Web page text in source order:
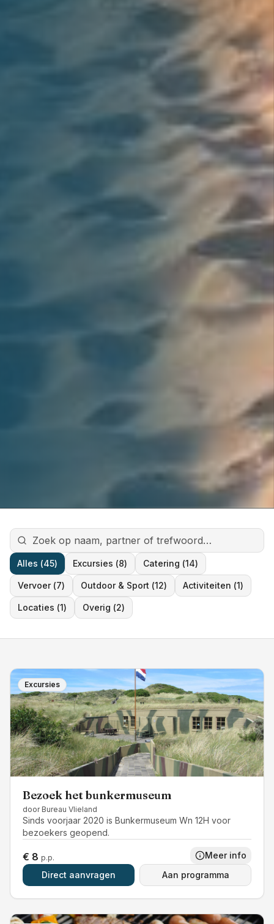
Alles (45) Excursies (8) Catering (14)
Vervoer(7) Outdoor & Sport (12) Activiteiten (1)
Locaties (1) Overig (2)
Excursies
Bezoek het bunkermuseum
door Bureau Vlieland
Sinds voorjaar 2020 is Bunkermuseum Wn 12H voor
bezoekers geopend.
€ 8 p.p.
Meer info
Direct aanvragen
Aan programma